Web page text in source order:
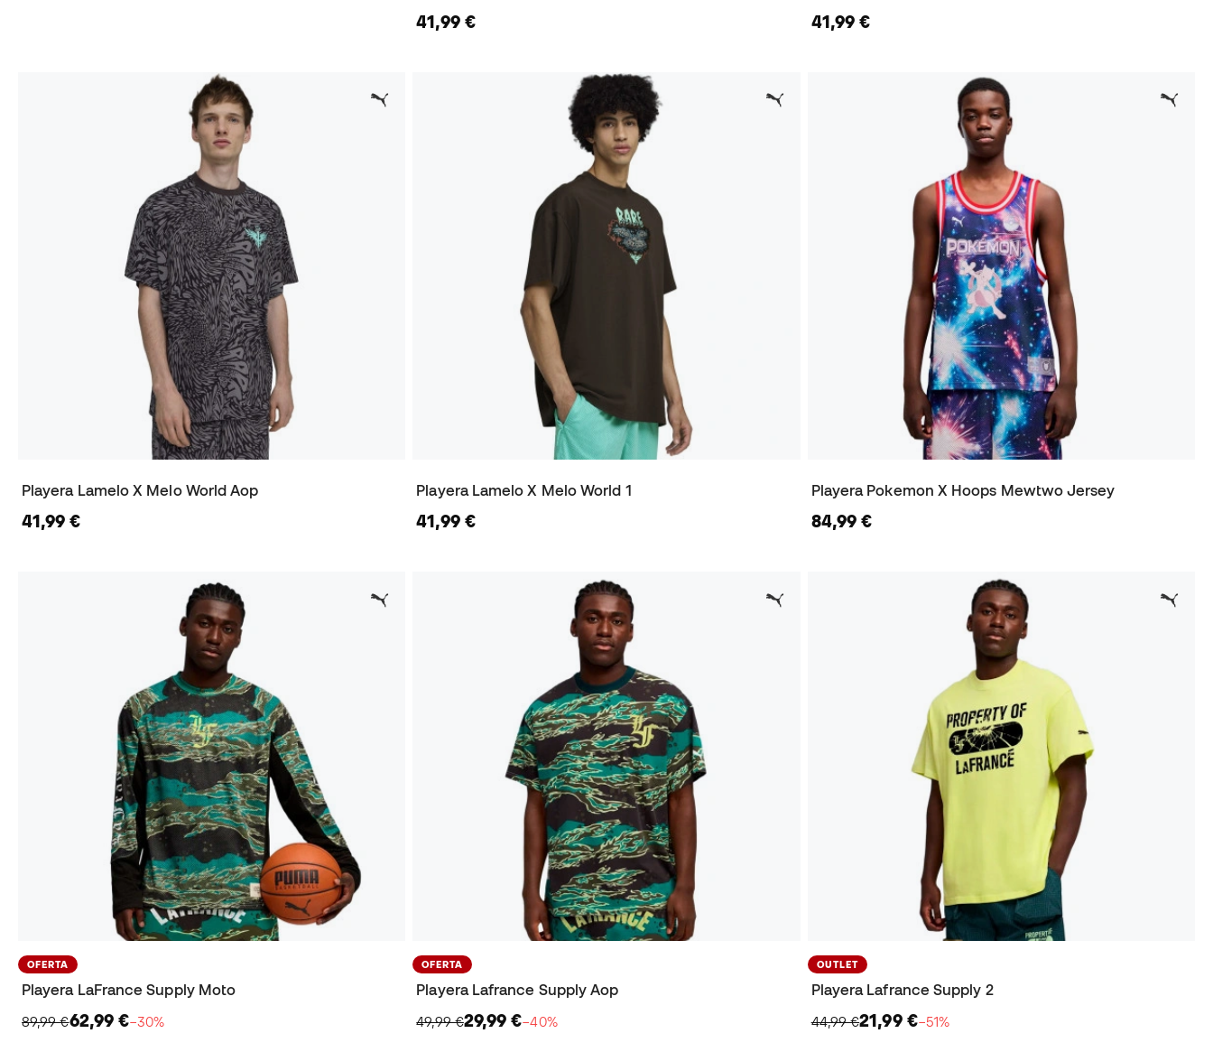
41,99 € 41,99 €
Playera Lamelo X Melo World Aop
41,99 €
Playera Lamelo X Melo World 1
41,99 €
Playera Pokemon X Hoops Mewtwo Jersey
84,99 €
OFERTA
Playera LaFrance Supply Moto
89,99 €62,99 €−30%
OFERTA
Playera Lafrance Supply Aop
49,99 €29,99 €−40%
OUTLET
Playera Lafrance Supply 2
44,99 €21,99 €−51%